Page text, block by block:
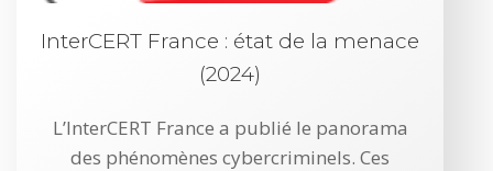
InterCERT France : état de la menace
(2024)
L’InterCERT France a publié le panorama
des phénomènes cybercriminels. Ces